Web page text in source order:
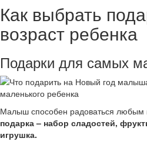
Как выбрать
возраст ребенка
Подарки для самых
Малыш способен радоваться любым
подарка – набор сладостей,
игрушка.